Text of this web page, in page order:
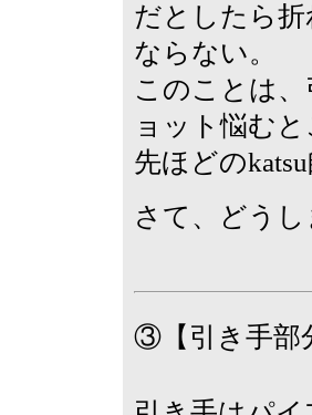
だとしたら
ならない。
このことは
ョット悩むと
先ほどのkatsu
さて、どうし
③【引き手部